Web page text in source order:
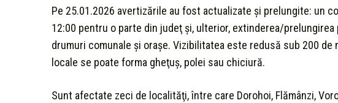
Pe 25.01.2026 avertizările au fost actualizate şi prelungite: un
12:00 pentru o parte din judeţ şi, ulterior, extinderea/prelungirea
drumuri comunale şi oraşe. Vizibilitatea este redusă sub 200
locale se poate forma gheţuş, polei sau chiciură.
Sunt afectate zeci de localităţi, între care Dorohoi, Flămânzi,